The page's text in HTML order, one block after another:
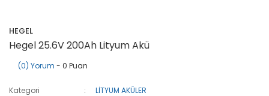
HEGEL
Hegel 25.6V 200Ah Lityum Akü
(0) Yorum - 0 Puan
Kategori
LİTYUM AKÜLER